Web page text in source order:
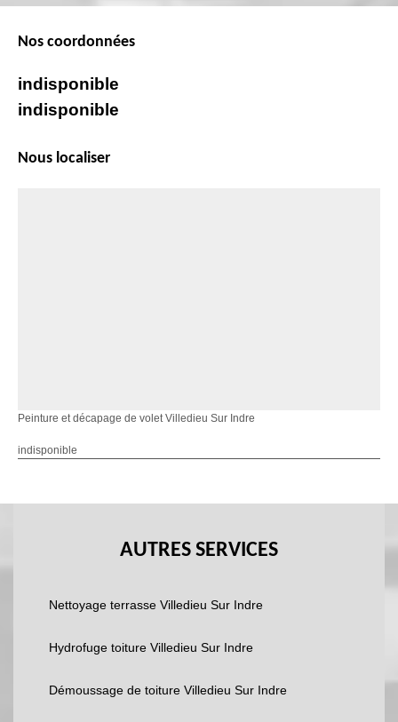
Nos coordonnées
indisponible
indisponible
Nous localiser
Peinture et décapage de volet Villedieu Sur Indre
indisponible
AUTRES SERVICES
Nettoyage terrasse Villedieu Sur Indre
Hydrofuge toiture Villedieu Sur Indre
Démoussage de toiture Villedieu Sur Indre